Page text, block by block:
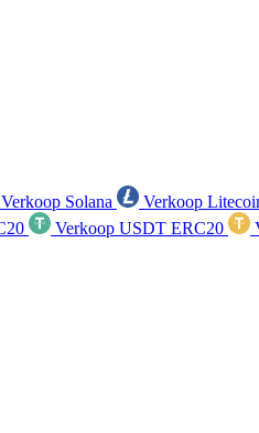
Verkoop Solana Verkoop
Verkoop USDT ERC20